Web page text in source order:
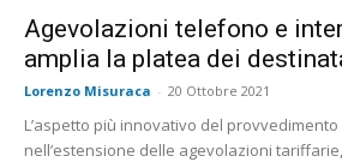
Agevolazioni telefono e
amplia la platea dei
Lorenzo Misuraca - 20 Ottobre 2021
L’aspetto più innovativo del
nell’estensione delle agevolazioni